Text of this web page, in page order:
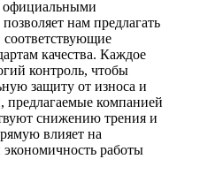
официальными
нам предлагать
качества. Каждое
контроль, чтобы
защиту от износа и
компанией
снижению трения и
влияет на
экономичность работы